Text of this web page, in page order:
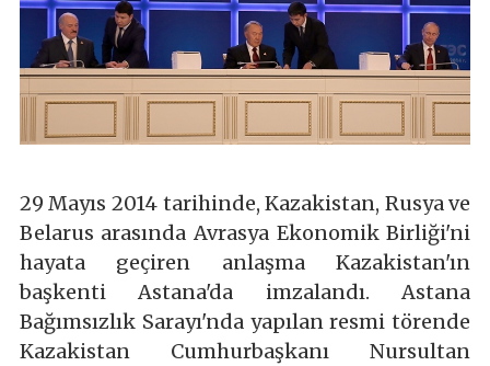
29 Mayıs 2014 tarihinde, Kazakistan, Rusya ve
Belarus arasında Avrasya Ekonomik Birliği'ni
hayata geçiren anlaşma Kazakistan'ın
başkenti Astana'da imzalandı. Astana
Bağımsızlık Sarayı'nda yapılan resmi törende
Kazakistan Cumhurbaşkanı Nursultan